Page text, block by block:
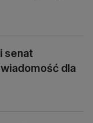
senat
dla